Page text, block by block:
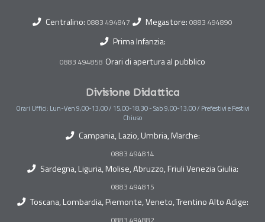
Centralino: 0883 494847 Megastore: 0883 494890
Prima Infanzia:
0883 494858 Orari di apertura al pubblico
Divisione Didattica
Orari Uffici: Lun-Ven 9,00-13,00 / 15,00-18,30 - Sab 9,00-13,00 / Prefestivi e Festivi
Chiuso
Campania, Lazio, Umbria, Marche:
0883 494814
Sardegna, Liguria, Molise, Abruzzo, Friuli Venezia Giulia:
0883 494815
Toscana, Lombardia, Piemonte, Veneto, Trentino Alto Adige: